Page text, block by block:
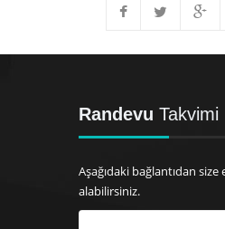
Randevu Takvimi
Aşağıdaki bağlantıdan
alabilirsiniz.